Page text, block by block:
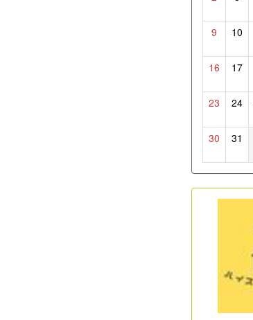
9 10
16 17
23 24
30 31